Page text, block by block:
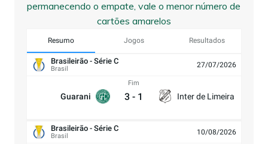
permanecendo o empate, vale o menor número de
cartões amarelos
Resumo Jogos Resultados
Brasileirão - Série C
Brasil 27/07/2026
Guarani
Fim
3 - 1 Inter de Limeira
Brasileirão - Série C
Brasil 10/08/2026